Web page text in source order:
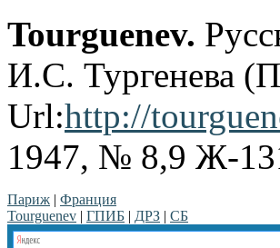
Tourguenev.
И.С. Тургенева
Url:http://
1947, № 8,9 Ж-
Париж | Франция
Tourguenev | ГПИБ | ДРЗ | СБ